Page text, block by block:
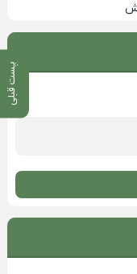
پست قبلی